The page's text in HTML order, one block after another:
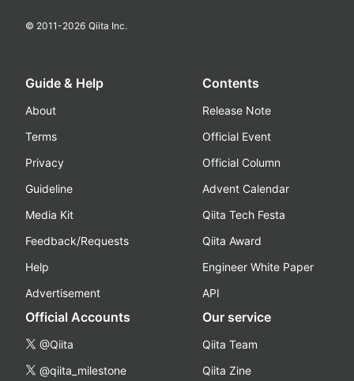
© 2011-2026 Qiita Inc.
Guide & Help
About
Terms
Privacy
Guideline
Media Kit
Feedback/Requests
Help
Advertisement
Contents
Release Note
Official Event
Official Column
Advent Calendar
Qiita Tech Festa
Qiita Award
Engineer White Paper
API
Official Accounts
@Qiita
@qiita_milestone
Our service
Qiita Team
Qiita Zine